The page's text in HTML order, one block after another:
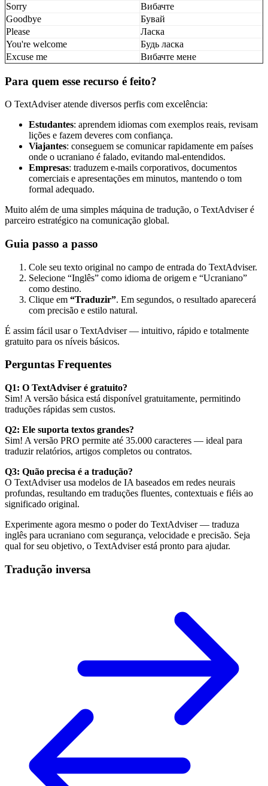
Sorry
Вибачте
Goodbye
Бувай
Please
Ласка
You're welcome
Будь ласка
Excuse me
Вибачте мене
Para quem esse recurso é feito?
O TextAdviser atende diversos perfis com excelência:
Estudantes: aprendem idiomas com exemplos reais, revisam
lições e fazem deveres com confiança.
Viajantes: conseguem se comunicar rapidamente em países
onde o ucraniano é falado, evitando mal-entendidos.
Empresas: traduzem e-mails corporativos, documentos
comerciais e apresentações em minutos, mantendo o tom
formal adequado.
Muito além de uma simples máquina de tradução, o TextAdviser é
parceiro estratégico na comunicação global.
Guia passo a passo
Cole seu texto original no campo de entrada do TextAdviser.
Selecione “Inglês” como idioma de origem e “Ucraniano”
como destino.
Clique em “Traduzir”. Em segundos, o resultado aparecerá
com precisão e estilo natural.
É assim fácil usar o TextAdviser — intuitivo, rápido e totalmente
gratuito para os níveis básicos.
Perguntas Frequentes
Q1: O TextAdviser é gratuito?
Sim! A versão básica está disponível gratuitamente, permitindo
traduções rápidas sem custos.
Q2: Ele suporta textos grandes?
Sim! A versão PRO permite até 35.000 caracteres — ideal para
traduzir relatórios, artigos completos ou contratos.
Q3: Quão precisa é a tradução?
O TextAdviser usa modelos de IA baseados em redes neurais
profundas, resultando em traduções fluentes, contextuais e fiéis ao
significado original.
Experimente agora mesmo o poder do TextAdviser — traduza
inglês para ucraniano com segurança, velocidade e precisão. Seja
qual for seu objetivo, o TextAdviser está pronto para ajudar.
Tradução inversa